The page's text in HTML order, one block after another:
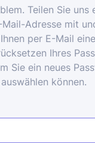
Teilen Sie uns
Mail-Adresse mit
per E-Mail
Ihres
Sie ein neues
auswählen können.